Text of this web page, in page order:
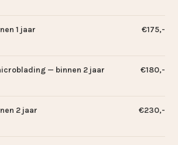
1 jaar
€175,-
— binnen 2 jaar
€180,-
2 jaar
€230,-